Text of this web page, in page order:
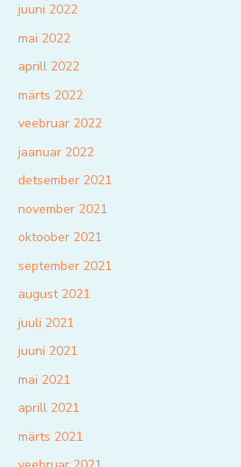
juuni 2022
mai 2022
aprill 2022
märts 2022
veebruar 2022
jaanuar 2022
detsember 2021
november 2021
oktoober 2021
september 2021
august 2021
juuli 2021
juuni 2021
mai 2021
aprill 2021
märts 2021